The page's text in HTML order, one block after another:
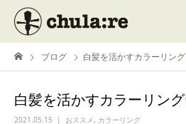
ブログ 白髪を活かすカラーリング
白髪を活かすカラーリング
2021.05.15 おススメ, カラーリング